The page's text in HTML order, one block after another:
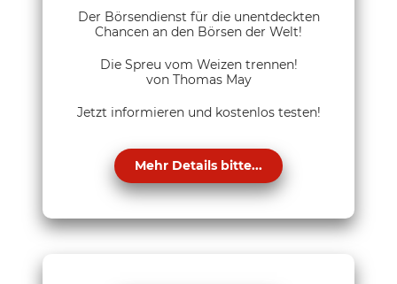
Der Börsendienst für die unentdeckten
Chancen an den Börsen der Welt!
Die Spreu vom Weizen trennen!
von Thomas May
Jetzt informieren und kostenlos testen!
Mehr Details bitte...